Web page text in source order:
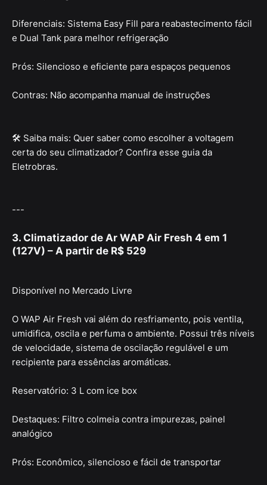
Diferenciais: Sistema Easy Fill para reabastecimento fácil
e Dual Tank para melhor refrigeração
Prós: Silencioso e eficiente para espaços pequenos
Contras: Não acompanha manual de instruções
🛠 Saiba mais: Quer saber como escolher a voltagem
certa do seu climatizador? Confira esse guia da
Eletrobras.
---
3. Climatizador de Ar WAP Air Fresh 4 em 1
(127V) – A partir de R$ 529
Disponível no Mercado Livre
O WAP Air Fresh vai além do resfriamento, pois ventila,
umidifica, oscila e perfuma o ambiente. Possui três níveis
de velocidade, sistema de oscilação regulável e um
recipiente para essências aromáticas.
Reservatório: 3 L com ice box
Destaques: Filtro colmeia contra impurezas, painel
analógico
Prós: Econômico, silencioso e fácil de transportar